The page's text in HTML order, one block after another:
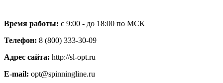
Время работы: с 9:00 - до 18:00 по МСК
Телефон: 8 (800) 333-30-09
Адрес сайта: http://sl-opt.ru
E-mail: opt@spinningline.ru